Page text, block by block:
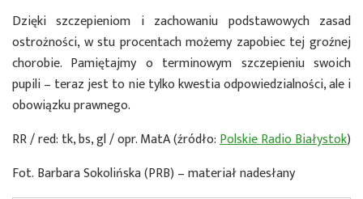
Dzięki szczepieniom i zachowaniu podstawowych zasad
ostrożności, w stu procentach możemy zapobiec tej groźnej
chorobie. Pamiętajmy o terminowym szczepieniu swoich
pupili – teraz jest to nie tylko kwestia odpowiedzialności, ale i
obowiązku prawnego.
RR / red: tk, bs, gl / opr. MatA (źródło:Polskie Radio Białystok)
Fot. Barbara Sokolińska (PRB) – materiał nadesłany